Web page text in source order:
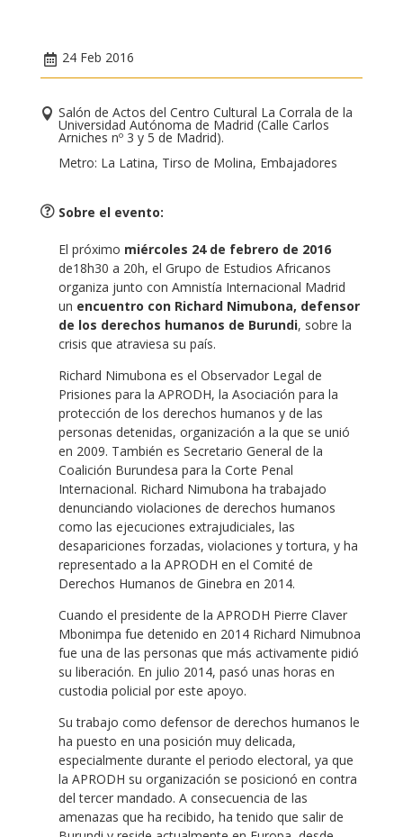
24 Feb 2016
Salón de Actos del Centro Cultural La Corrala de la
Universidad Autónoma de Madrid (Calle Carlos
Arniches nº 3 y 5 de Madrid).
Metro: La Latina, Tirso de Molina, Embajadores
Sobre el evento:
El próximo miércoles 24 de febrero de 2016
de18h30 a 20h, el Grupo de Estudios Africanos
organiza junto con Amnistía Internacional Madrid
un encuentro con Richard Nimubona, defensor
de los derechos humanos de Burundi, sobre la
crisis que atraviesa su país.
Richard Nimubona es el Observador Legal de
Prisiones para la APRODH, la Asociación para la
protección de los derechos humanos y de las
personas detenidas, organización a la que se unió
en 2009. También es Secretario General de la
Coalición Burundesa para la Corte Penal
Internacional. Richard Nimubona ha trabajado
denunciando violaciones de derechos humanos
como las ejecuciones extrajudiciales, las
desapariciones forzadas, violaciones y tortura, y ha
representado a la APRODH en el Comité de
Derechos Humanos de Ginebra en 2014.
Cuando el presidente de la APRODH Pierre Claver
Mbonimpa fue detenido en 2014 Richard Nimubnoa
fue una de las personas que más activamente pidió
su liberación. En julio 2014, pasó unas horas en
custodia policial por este apoyo.
Su trabajo como defensor de derechos humanos le
ha puesto en una posición muy delicada,
especialmente durante el periodo electoral, ya que
la APRODH su organización se posicionó en contra
del tercer mandado. A consecuencia de las
amenazas que ha recibido, ha tenido que salir de